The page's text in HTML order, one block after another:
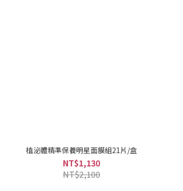
植泌體精準保養明星面膜組21片/盒
NT$1,130
NT$2,100